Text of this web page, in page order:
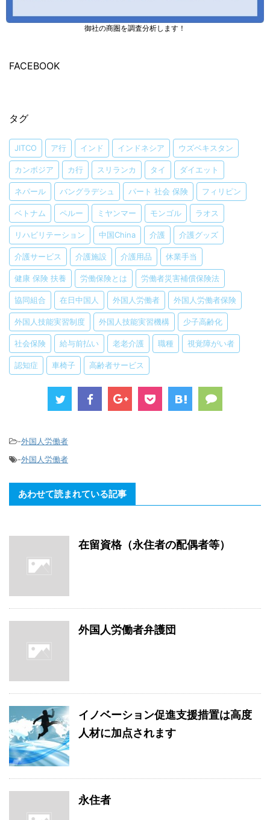
御社の商圏を調査分析します！
FACEBOOK
タグ
JITCO ア行 インド インドネシア ウズベキスタン
カンボジア カ行 スリランカ タイ ダイエット
ネパール バングラデシュ パート 社会 保険 フィリピン
ベトナム ペルー ミヤンマー モンゴル ラオス
リハビリテーション 中国China 介護 介護グッズ
介護サービス 介護施設 介護用品 休業手当
健康 保険 扶養 労働保険とは 労働者災害補償保険法
協同組合 在日中国人 外国人労働者 外国人労働者保険
外国人技能実習制度 外国人技能実習機構 少子高齢化
社会保険 給与前払い 老老介護 職種 視覚障がい者
認知症 車椅子 高齢者サービス
-外国人労働者
-外国人労働者
あわせて読まれている記事
在留資格（永住者の配偶者等）
外国人労働者弁護団
イノベーション促進支援措置は高度
人材に加点されます
永住者